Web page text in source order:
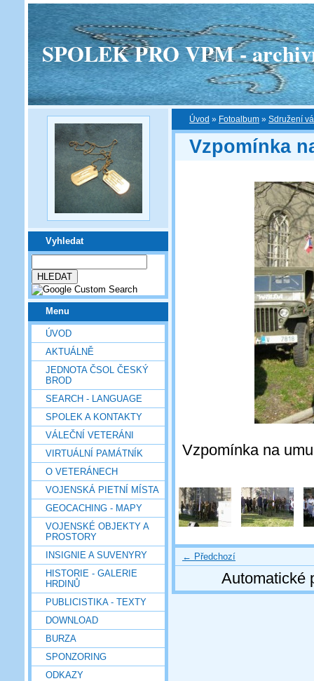
SPOLEK PRO VPM -
Vyhledat
Menu
ÚVOD
AKTUÁLNĚ
JEDNOTA ČSOL ČESKÝ
BROD
SEARCH - LANGUAGE
SPOLEK A KONTAKTY
VÁLEČNÍ VETERÁNI
VIRTUÁLNÍ PAMÁTNÍK
O VETERÁNECH
VOJENSKÁ PIETNÍ MÍSTA
GEOCACHING - MAPY
VOJENSKÉ OBJEKTY A
PROSTORY
INSIGNIE A SUVENYRY
HISTORIE - GALERIE
HRDINŮ
PUBLICISTIKA - TEXTY
DOWNLOAD
BURZA
SPONZORING
ODKAZY
Úvod » Fotoalbum » Sdružení
Vzpomínka
Vzpomínka na
← Předchozí
Automatické